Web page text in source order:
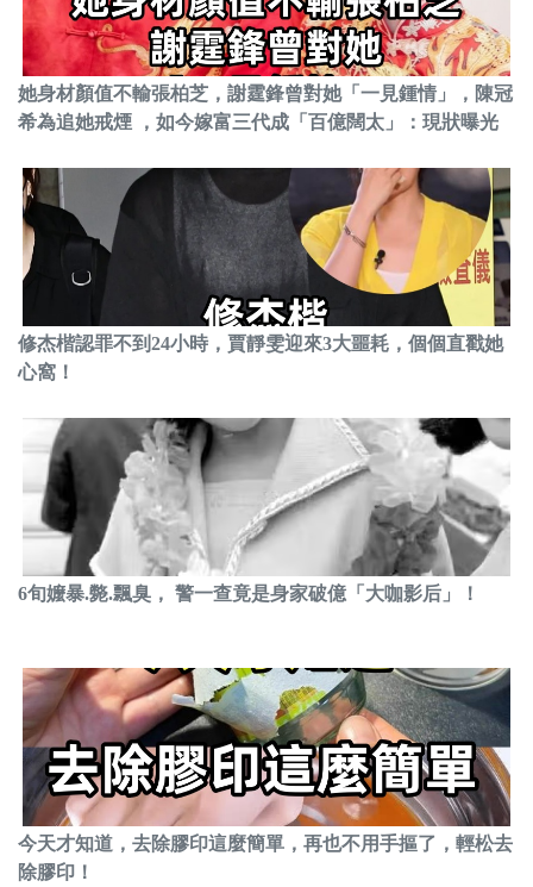
她身材顏值不輸張柏芝，謝霆鋒曾對她「一見鍾情」，陳冠
希為追她戒煙 ，如今嫁富三代成「百億闊太」：現狀曝光
修杰楷認罪不到24小時，賈靜雯迎來3大噩耗，個個直戳她
心窩！
6旬嬤暴.斃.飄臭， 警一查竟是身家破億「大咖影后」！
今天才知道，去除膠印這麼簡單，再也不用手摳了，輕松去
除膠印！